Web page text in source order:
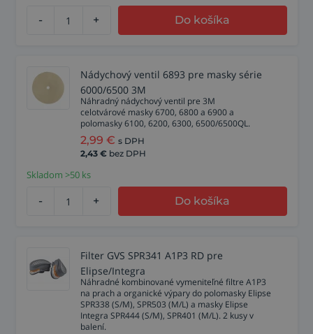
- + Do košíka
Nádychový ventil 6893 pre masky série
6000/6500 3M
Náhradný nádychový ventil pre 3M
celotvárové masky 6700, 6800 a 6900 a
polomasky 6100, 6200, 6300, 6500/6500QL.
2,99 € s DPH
2,43 € bez DPH
Skladom >50 ks
- + Do košíka
Filter GVS SPR341 A1P3 RD pre
Elipse/Integra
Náhradné kombinované vymeniteľné filtre A1P3
na prach a organické výpary do polomasky Elipse
SPR338 (S/M), SPR503 (M/L) a masky Elipse
Integra SPR444 (S/M), SPR401 (M/L). 2 kusy v
balení.